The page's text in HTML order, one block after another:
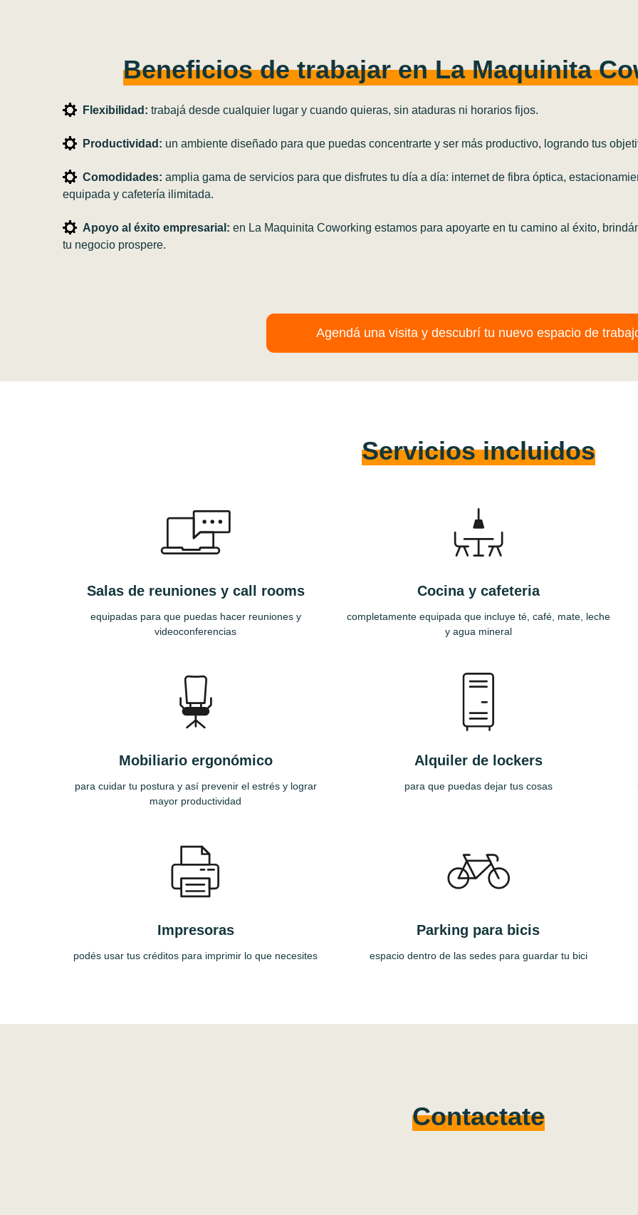
Beneficios de trabajar en La Maquinita
Flexibilidad: trabajá desde cualquier lugar y cuando quieras, sin ataduras ni horarios fijos.
Productividad: un ambiente diseñado para que puedas concentrarte y ser más productivo, logrando tus
Comodidades: amplia gama de servicios para que disfrutes tu día a día: internet de fibra óptica,
equipada y cafetería ilimitada.
Apoyo al éxito empresarial: en La Maquinita Coworking estamos para apoyarte en tu camino al éxito,
tu negocio prospere.
Agendá una visita y descubrí tu nuevo espacio de
Servicios incluidos
Salas de reuniones y call rooms
equipadas para que puedas hacer reuniones y
videoconferencias
Cocina y cafeteria
completamente equipada que incluye té, café, mate, leche
y agua mineral
Mobiliario ergonómico
para cuidar tu postura y así prevenir el estrés y lograr
mayor productividad
Alquiler de lockers
para que puedas dejar tus cosas
Impresoras
podés usar tus créditos para imprimir lo que necesites
Parking para bicis
espacio dentro de las sedes para guardar tu bici
Contactate